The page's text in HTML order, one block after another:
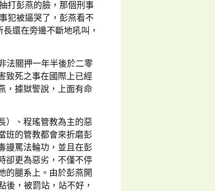
打彭燕的臉，那個刑事
犯被逼哭了，彭燕看不
還在旁邊不斷地吼叫，
法關押一年半後於二零
致死之事在國際上已經
，據獄警說，上面有命
）、程瑤管教為主的惡
班的管教都會來折磨彭
謾罵法輪功，並且在彭
卻更為惡劣，不僅不停
的腿系上。由於彭燕開
後，被罰站，站不好，